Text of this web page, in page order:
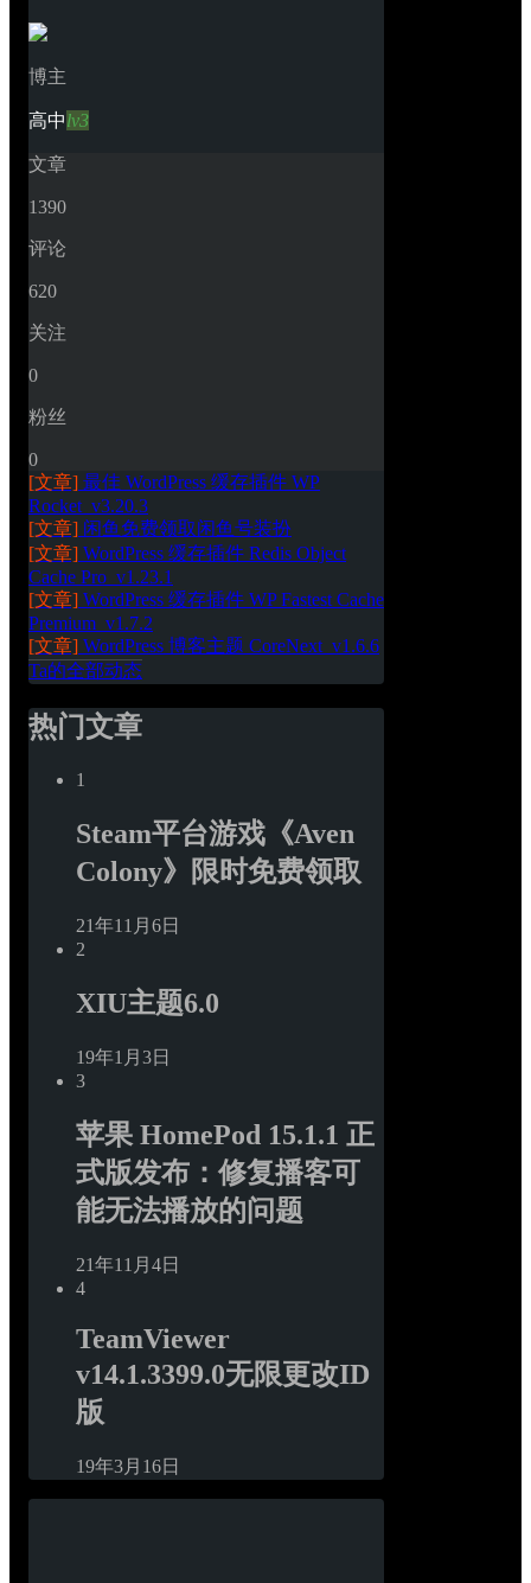
博主
高中lv3
文章
1390
评论
620
关注
0
粉丝
0
[文章] 最佳 WordPress 缓存插件 WP
Rocket_v3.20.3
[文章] 闲鱼免费领取闲鱼号装扮
[文章] WordPress 缓存插件 Redis Object
Cache Pro_v1.23.1
[文章] WordPress 缓存插件 WP Fastest Cache
Premium_v1.7.2
[文章] WordPress 博客主题 CoreNext_v1.6.6
Ta的全部动态
热门文章
1
Steam平台游戏《Aven
Colony》限时免费领取
21年11月6日
2
XIU主题6.0
19年1月3日
3
苹果 HomePod 15.1.1 正
式版发布：修复播客可
能无法播放的问题
21年11月4日
4
TeamViewer
v14.1.3399.0无限更改ID
版
19年3月16日